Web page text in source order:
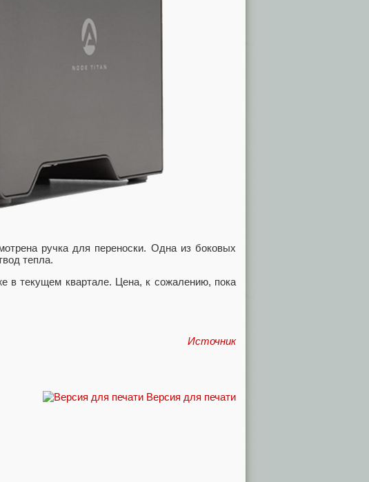
ручка для переноски. Одна из боковых
тепла.
в текущем квартале. Цена, к сожалению, пока
Источник
Версия для печати